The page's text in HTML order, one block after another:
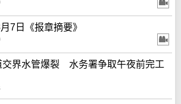
7日《报章摘要》
交界水管爆裂 水务署争取午夜前完工